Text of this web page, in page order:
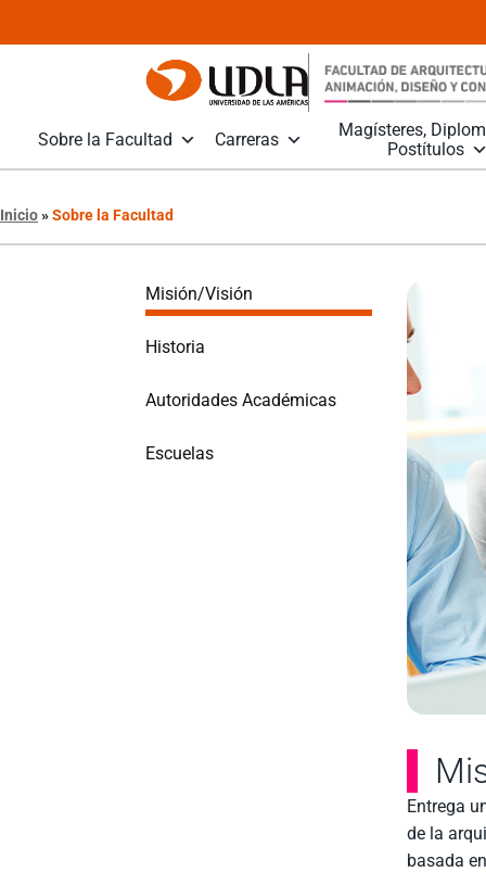
Sobre la Facultad Carreras
Magísteres,
Postítulos
Inicio»Sobre la Facultad
Misión/Visión
Historia
Autoridades Académicas
Escuelas
Entrega
de la
basada